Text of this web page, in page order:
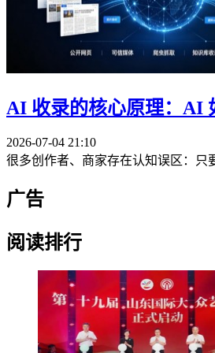
AI 收录的核心原理：AI
2026-07-04 21:10
很多创作者、商家存在认知误区：
广告
阅读排行